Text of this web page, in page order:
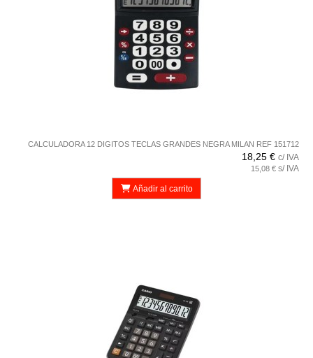
CALCULADORA 12 DIGITOS TECLAS GRANDES NEGRA MILAN REF 151712
18,25 € c/ IVA
15,08 € s/ IVA
Añadir al carrito